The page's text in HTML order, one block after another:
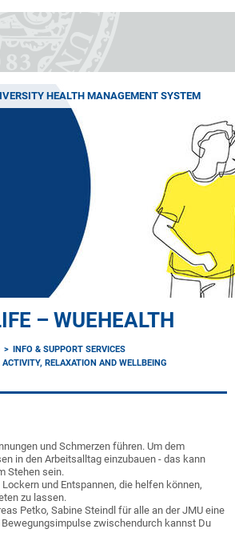
HEALTH MANAGEMENT SYSTEM
– WUEHEALTH
INFO & SUPPORT SERVICES
RELAXATION AND WELLBEING
und Schmerzen führen. Um dem
in den Arbeitsalltag einzubauen - das kann
Stehen sein.
und Entspannen, die helfen können,
zu lassen.
Petko, Sabine Steindl für alle an der JMU eine
zwischendurch kannst Du